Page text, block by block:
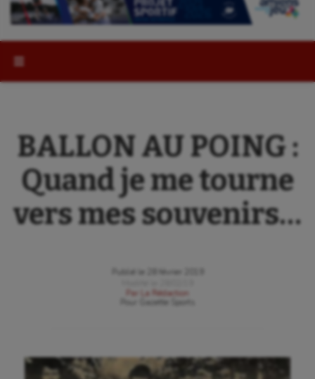
BALLON AU POING :
Quand je me tourne
vers mes souvenirs…
Publié le
28 février 2019
Par
La Rédaction
Gazette Sports